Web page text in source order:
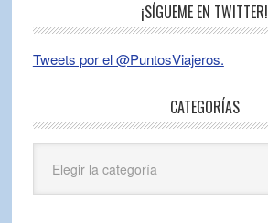
¡SÍGUEME EN TWITTER!
Tweets por el @PuntosViajeros.
CATEGORÍAS